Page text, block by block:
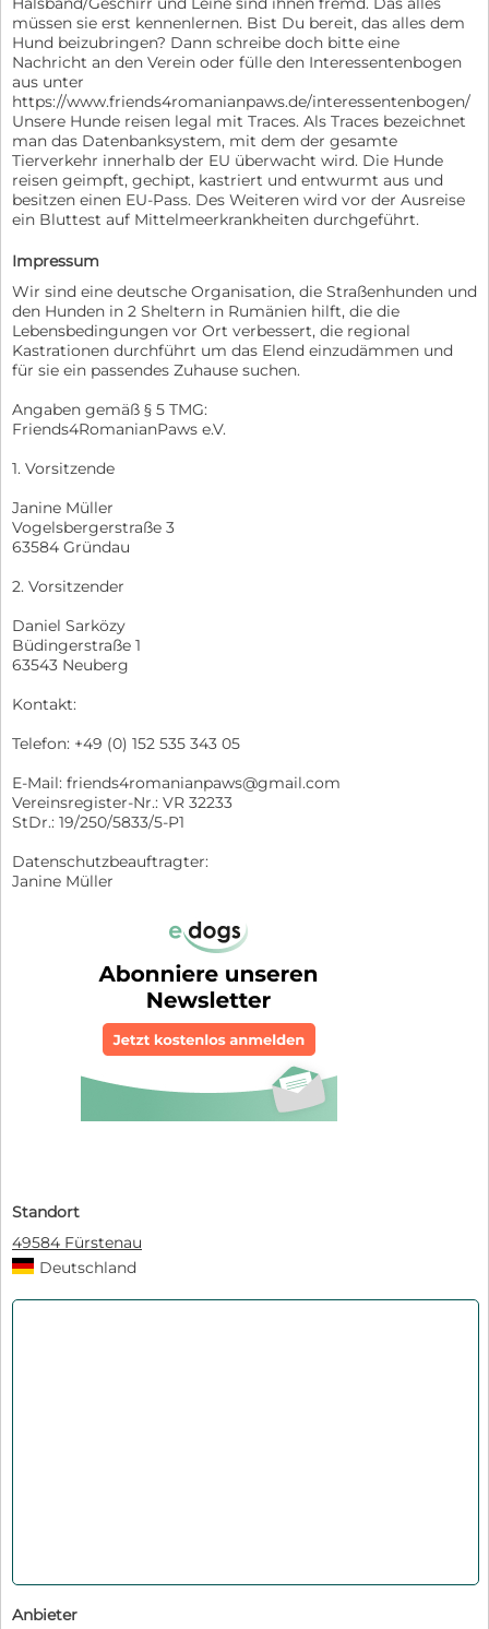
müssen sie erst kennenlernen. Bist Du bereit, das alles dem
Hund beizubringen? Dann schreibe doch bitte eine
Nachricht an den Verein oder fülle den Interessentenbogen
aus unter
https://www.friends4romanianpaws.de/interessentenbogen/
Unsere Hunde reisen legal mit Traces. Als Traces bezeichnet
man das Datenbanksystem, mit dem der gesamte
Tierverkehr innerhalb der EU überwacht wird. Die Hunde
reisen geimpft, gechipt, kastriert und entwurmt aus und
besitzen einen EU-Pass. Des Weiteren wird vor der Ausreise
ein Bluttest auf Mittelmeerkrankheiten durchgeführt.
Impressum
Wir sind eine deutsche Organisation, die Straßenhunden und
den Hunden in 2 Sheltern in Rumänien hilft, die die
Lebensbedingungen vor Ort verbessert, die regional
Kastrationen durchführt um das Elend einzudämmen und
für sie ein passendes Zuhause suchen.
Angaben gemäß § 5 TMG:
Friends4RomanianPaws e.V.
1. Vorsitzende
Janine Müller
Vogelsbergerstraße 3
63584 Gründau
2. Vorsitzender
Daniel Sarközy
Büdingerstraße 1
63543 Neuberg
Kontakt:
Telefon: +49 (0) 152 535 343 05
E-Mail: friends4romanianpaws@gmail.com
Vereinsregister-Nr.: VR 32233
StDr.: 19/250/5833/5-P1
Datenschutzbeauftragter:
Janine Müller
Standort
49584 Fürstenau
Deutschland
Anbieter